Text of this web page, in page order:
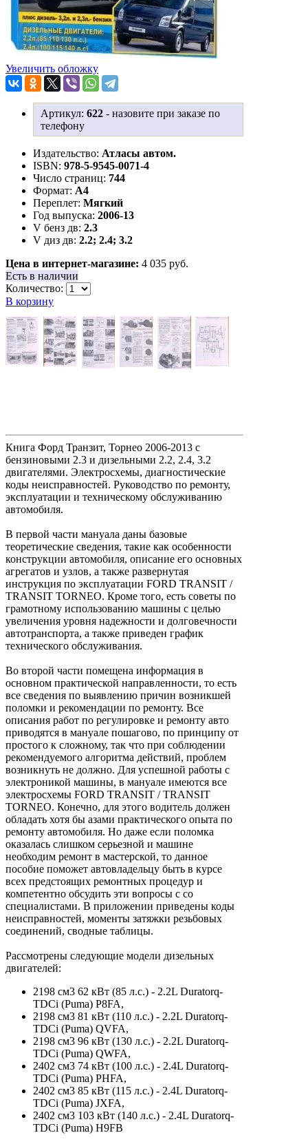
Увеличить обложку
Артикул: 622 - назовите при заказе по
телефону
Издательство: Атласы автом.
ISBN: 978-5-9545-0071-4
Число страниц: 744
Формат: А4
Переплет: Мягкий
Год выпуска: 2006-13
V бенз дв: 2.3
V диз дв: 2.2; 2.4; 3.2
Цена в интернет-магазине: 4 035 руб.
Есть в наличии
Количество:
В корзину
Книга Форд Транзит, Торнео 2006-2013 с
бензиновыми 2.3 и дизельными 2.2, 2.4, 3.2
двигателями. Электросхемы, диагностические
коды неисправностей. Руководство по ремонту,
эксплуатации и техническому обслуживанию
автомобиля.
В первой части мануала даны базовые
теоретические сведения, такие как особенности
конструкции автомобиля, описание его основных
агрегатов и узлов, а также развернутая
инструкция по эксплуатации FORD TRANSIT /
TRANSIT TORNEO. Кроме того, есть советы по
грамотному использованию машины с целью
увеличения уровня надежности и долговечности
автотранспорта, а также приведен график
технического обслуживания.
Во второй части помещена информация в
основном практической направленности, то есть
все сведения по выявлению причин возникшей
поломки и рекомендации по ремонту. Все
описания работ по регулировке и ремонту авто
приводятся в мануале пошагово, по принципу от
простого к сложному, так что при соблюдении
рекомендуемого алгоритма действий, проблем
возникнуть не должно. Для успешной работы с
электроникой машины, в мануале имеются все
электросхемы FORD TRANSIT / TRANSIT
TORNEO. Конечно, для этого водитель должен
обладать хотя бы азами практического опыта по
ремонту автомобиля. Но даже если поломка
оказалась слишком серьезной и машине
необходим ремонт в мастерской, то данное
пособие поможет автовладельцу быть в курсе
всех предстоящих ремонтных процедур и
компетентно обсудить эти вопросы с со
специалистами. В приложении приведены коды
неисправностей, моменты затяжки резьбовых
соединений, сводные таблицы.
Рассмотрены следующие модели дизельных
двигателей:
2198 см3 62 кВт (85 л.с.) - 2.2L Duratorq-
TDCi (Puma) P8FA,
2198 см3 81 кВт (110 л.с.) - 2.2L Duratorq-
TDCi (Puma) QVFA,
2198 см3 96 кВт (130 л.с.) - 2.2L Duratorq-
TDCi (Puma) QWFA,
2402 см3 74 кВт (100 л.с.) - 2.4L Duratorq-
TDCi (Puma) PHFA,
2402 см3 85 кВт (115 л.с.) - 2.4L Duratorq-
TDCi (Puma) JXFA,
2402 см3 103 кВт (140 л.с.) - 2.4L Duratorq-
TDCi (Puma) H9FB